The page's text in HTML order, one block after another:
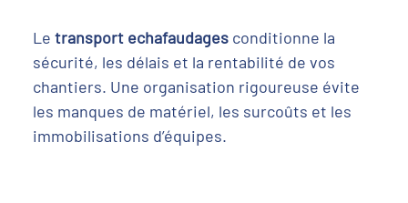
Le transport echafaudagesconditionne la
sécurité, les délais et la rentabilité de vos
chantiers. Une organisation rigoureuse évite
les manques de matériel, les surcoûts et les
immobilisations d’équipes.